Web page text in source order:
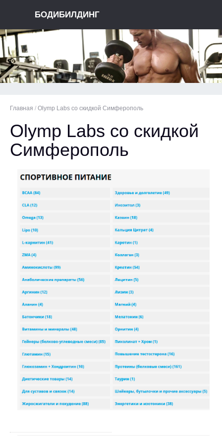
БОДИБИЛДИНГ
Главная / Olymp Labs со скидкой Симферополь
Olymp Labs со скидкой
Симферополь